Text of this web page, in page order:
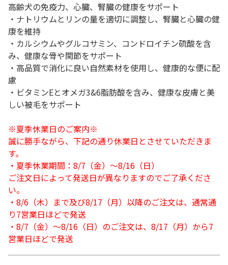
高齢犬の免疫力、心臓、腎臓の健康をサポート
・ナトリウムとリンの量を適切に調整し、腎臓と心臓の健
康を維持
・カルシウムやグルコサミン、コンドロイチン硫酸を含
み、健康な骨や関節をサポート
・高品質で消化に良い自然素材を使用し、健康的な便に配
慮
・ビタミンEとオメガ3&6脂肪酸を含み、健康な皮膚と美
しい被毛をサポート
※夏季休業日のご案内※
誠に勝手ながら、下記の通り休業日とさせていただきま
す。
・夏季休業期間：8/7（金）～8/16（日）
ご注文日によって発送日が異なりますのでご了承くださ
い。
・8/6（木）まで及び8/17（月）以降のご注文は、通常通
り7営業日ほどで発送
・8/7（金）～8/16（日）のご注文は、8/17（月）から7
営業日ほどで発送